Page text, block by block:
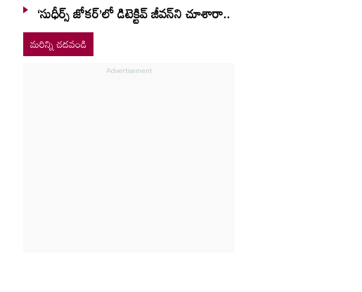
‘సుధీర్స్ జోకర్’లో డిటెక్టివ్ జీవన్‌ని చూశారా..
మరిన్ని చదవండి